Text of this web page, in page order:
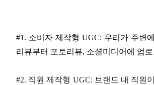
#1. 소비자 제작형 UGC: 우리가 주변
리뷰부터 포토리뷰, 소셜미디어에 업
#2. 직원 제작형 UGC: 브랜드 내 직원